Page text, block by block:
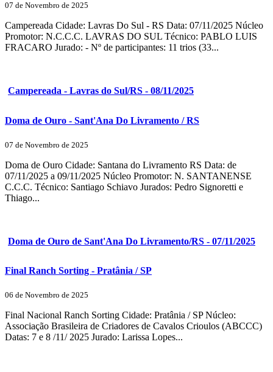
07 de Novembro de 2025
Campereada Cidade: Lavras Do Sul - RS Data: 07/11/2025 Núcleo
Promotor: N.C.C.C. LAVRAS DO SUL Técnico: PABLO LUIS
FRACARO Jurado: - Nº de participantes: 11 trios (33...
Campereada - Lavras do Sul/RS - 08/11/2025
Doma de Ouro - Sant'Ana Do Livramento / RS
07 de Novembro de 2025
Doma de Ouro Cidade: Santana do Livramento RS Data: de
07/11/2025 a 09/11/2025 Núcleo Promotor: N. SANTANENSE
C.C.C. Técnico: Santiago Schiavo Jurados: Pedro Signoretti e
Thiago...
Doma de Ouro de Sant'Ana Do Livramento/RS - 07/11/2025
Final Ranch Sorting - Pratânia / SP
06 de Novembro de 2025
Final Nacional Ranch Sorting Cidade: Pratânia / SP Núcleo:
Associação Brasileira de Criadores de Cavalos Crioulos (ABCCC)
Datas: 7 e 8 /11/ 2025 Jurado: Larissa Lopes...